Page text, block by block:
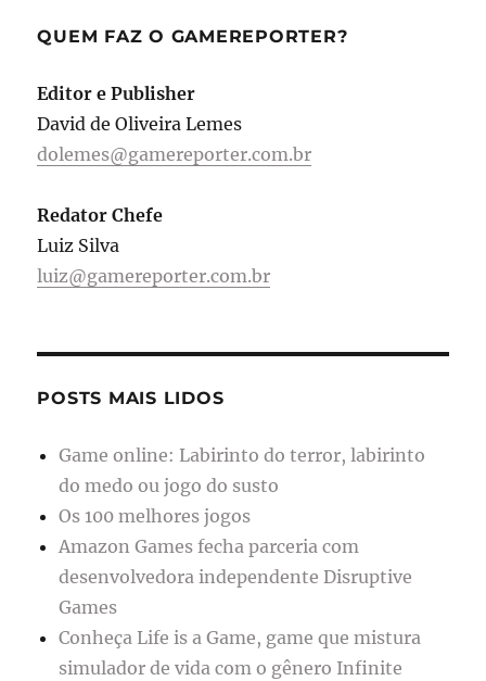
QUEM FAZ O GAMEREPORTER?
Editor e Publisher
David de Oliveira Lemes
dolemes@gamereporter.com.br
Redator Chefe
Luiz Silva
luiz@gamereporter.com.br
POSTS MAIS LIDOS
Game online: Labirinto do terror, labirinto
do medo ou jogo do susto
Os 100 melhores jogos
Amazon Games fecha parceria com
desenvolvedora independente Disruptive
Games
Conheça Life is a Game, game que mistura
simulador de vida com o gênero Infinite